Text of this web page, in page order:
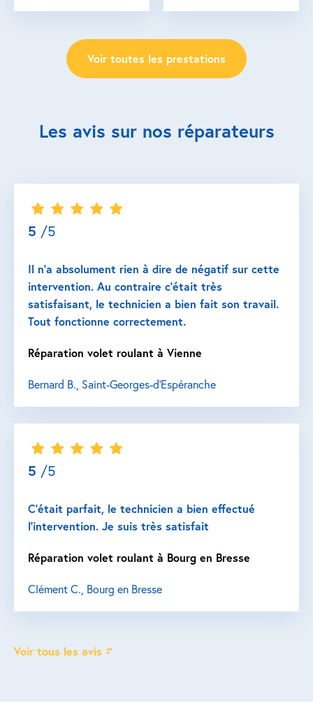
Voir toutes les prestations
Les avis sur nos réparateurs
5 /5
Il n’a absolument rien à dire de négatif sur cette
intervention. Au contraire c’était très
satisfaisant, le technicien a bien fait son travail.
Tout fonctionne correctement.
Réparation volet roulant à Vienne
Bernard B., Saint-Georges-d'Espéranche
5 /5
C’était parfait, le technicien a bien effectué
l’intervention. Je suis très satisfait
Réparation volet roulant à Bourg en Bresse
Clément C., Bourg en Bresse
Voir tous les avis